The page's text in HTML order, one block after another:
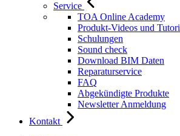
Service
TOA Online Academy
Produkt-Videos und
Schulungen
Sound check
Download BIM Daten
Reparaturservice
FAQ
Abgekündigte Produkte
Newsletter Anmeldung
Kontakt